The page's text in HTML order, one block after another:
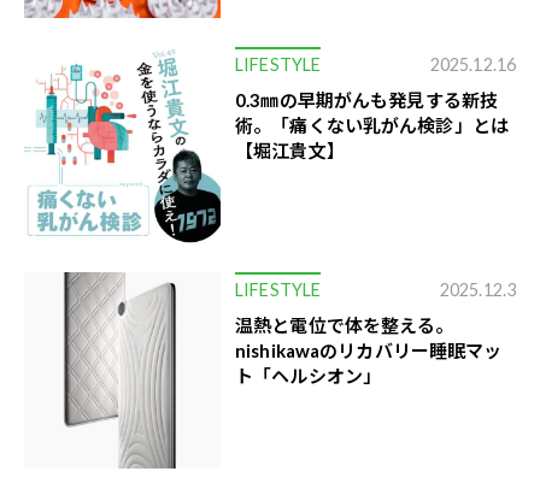
LIFESTYLE 2025.12.16
0.3㎜の早期がんも発見する新技
術。「痛くない乳がん検診」とは
【堀江貴文】
LIFESTYLE 2025.12.3
温熱と電位で体を整える。
nishikawaのリカバリー睡眠マッ
ト「ヘルシオン」